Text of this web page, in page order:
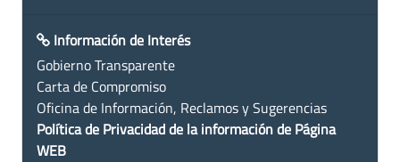
Información de Interés
Gobierno Transparente
Carta de Compromiso
Oficina de Información, Reclamos y Sugerencias
Política de Privacidad de la información de Página
WEB